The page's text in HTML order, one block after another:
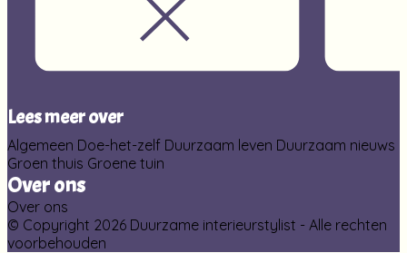
Lees meer over
Algemeen Doe-het-zelf Duurzaam leven Duurzaam nieuws
Groen thuis Groene tuin
Over ons
Over ons
© Copyright 2026 Duurzame interieurstylist - Alle rechten
voorbehouden